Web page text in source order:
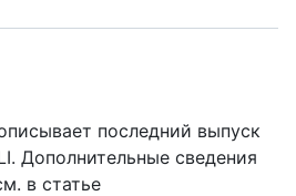
последний выпуск
Дополнительные сведения
в статье